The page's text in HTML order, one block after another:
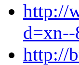
http://
d=xn--
http://